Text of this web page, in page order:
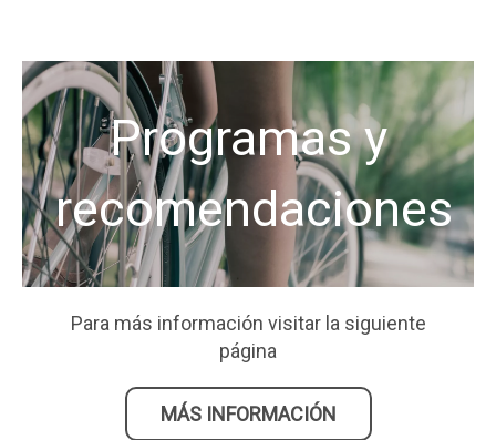
Programas y
recomendaciones
Para más información visitar la siguiente
página
MÁS INFORMACIÓN